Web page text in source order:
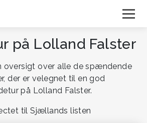
på Lolland Falster
oversigt over alle de spændende
der er velegnet til en god
på Lolland Falster.
til Sjællands listen